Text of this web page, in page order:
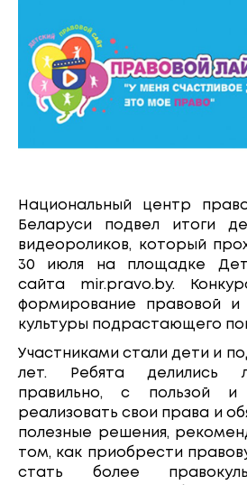
Национальный центр
Беларуси подвел итоги
видеороликов, который
30 июля на площадке
сайта mir.pravo.by.
формирование правовой и
культуры подрастающего
Участниками стали дети и
лет. Ребята делились
правильно, с пользой и
реализовать свои права и
полезные решения,
том, как приобрести
стать более